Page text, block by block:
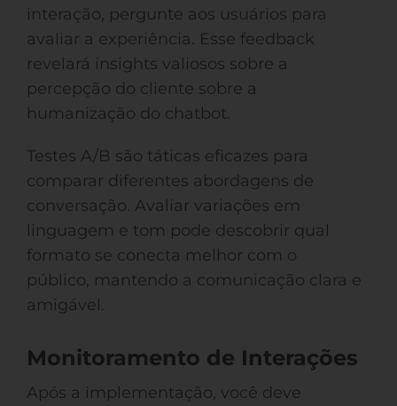
interação, pergunte aos usuários para
avaliar a experiência. Esse feedback
revelará insights valiosos sobre a
percepção do cliente sobre a
humanização do chatbot.
Testes A/B são táticas eficazes para
comparar diferentes abordagens de
conversação. Avaliar variações em
linguagem e tom pode descobrir qual
formato se conecta melhor com o
público, mantendo a comunicação clara e
amigável.
Monitoramento de Interações
Após a implementação, você deve